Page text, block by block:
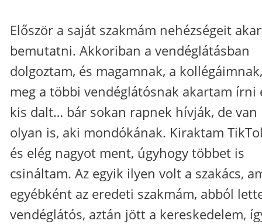
Először a saját szakmám nehézségeit
bemutatni. Akkoriban a vendéglátásban
dolgoztam, és magamnak, a kollégáimnak,
meg a többi vendéglátósnak akartam írni
kis dalt… bár sokan rapnek hívják, de van
olyan is, aki mondókának. Kiraktam
és elég nagyot ment, úgyhogy többet is
csináltam. Az egyik ilyen volt a szakács,
egyébként az eredeti szakmám, abból
vendéglátós, aztán jött a kereskedelem,